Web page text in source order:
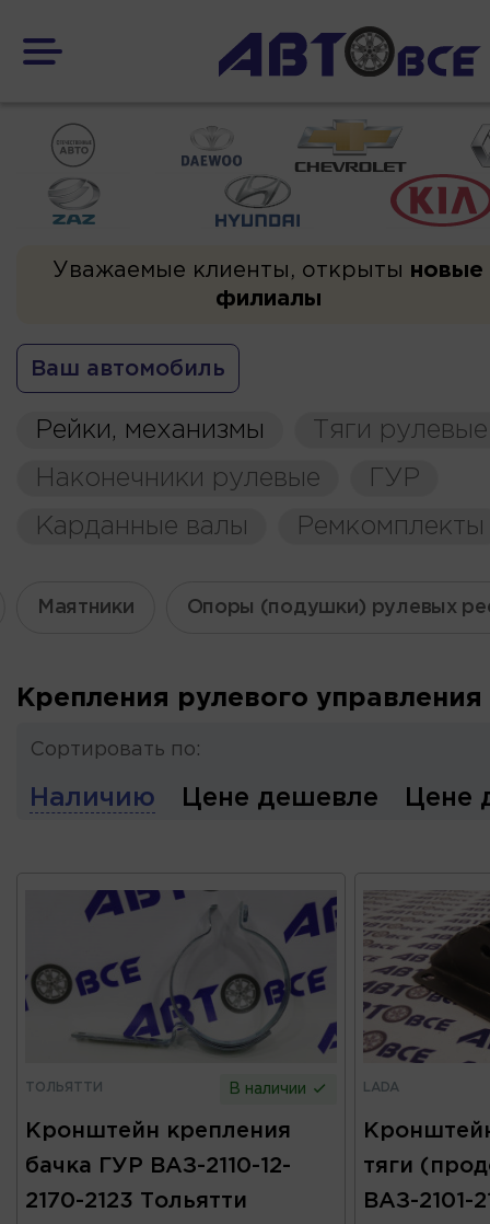
Уважаемые клиенты, открыты новые
филиалы
Ваш автомобиль
Рейки, механизмы
Тяги рулевые
Наконечники рулевые
ГУР
Карданные валы
Ремкомплекты
Маятники Опоры (подушки) рулевых
Крепления рулевого управления
Сортировать по:
Наличию Цене дешевле Цене
ТОЛЬЯТТИ В наличии
Кронштейн крепления
бачка ГУР ВАЗ-2110-12-
2170-2123 Тольятти
LADA
тяги
ВАЗ-2101-